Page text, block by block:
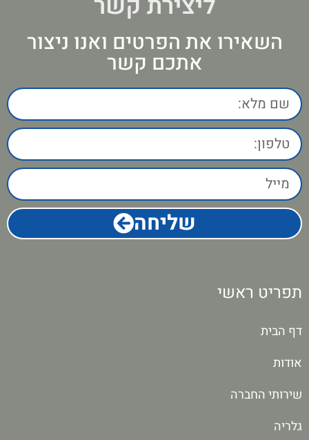
השאירו את הפרטים ואנו ניצור
אתכם קשר
שליחה
תפריט ראשי
דף הבית
אודות
שירותי החברה
גלריה